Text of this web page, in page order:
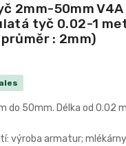
2mm-50mm
tyč 0.02-1
: 2mm)
do 50mm. Délka od 0.02
výroba armatur;